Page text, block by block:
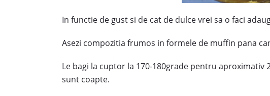
In functie de gust si de cat de dulce vrei sa o faci
Asezi compozitia frumos in formele de muffin pana
Le bagi la cuptor la 170-180grade pentru aproximativ
sunt coapte.